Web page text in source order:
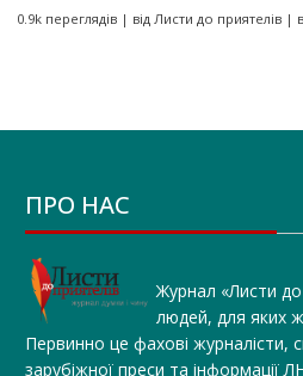
0.9k переглядів| від Листи до приятелів|
ПРО НАС
Журнал «Листи до
людей, для яких
Первинно це фахові журналісти,
зарубіжної преси та інформації